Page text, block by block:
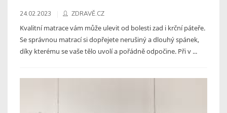
24.02.2023 ZDRAVĚ.CZ
Kvalitní matrace vám může ulevit od bolesti zad i krční páteře.
Se správnou matrací si dopřejete nerušiný a dlouhý spánek,
díky kterému se vaše tělo uvolí a pořádně odpočine. Při v ...